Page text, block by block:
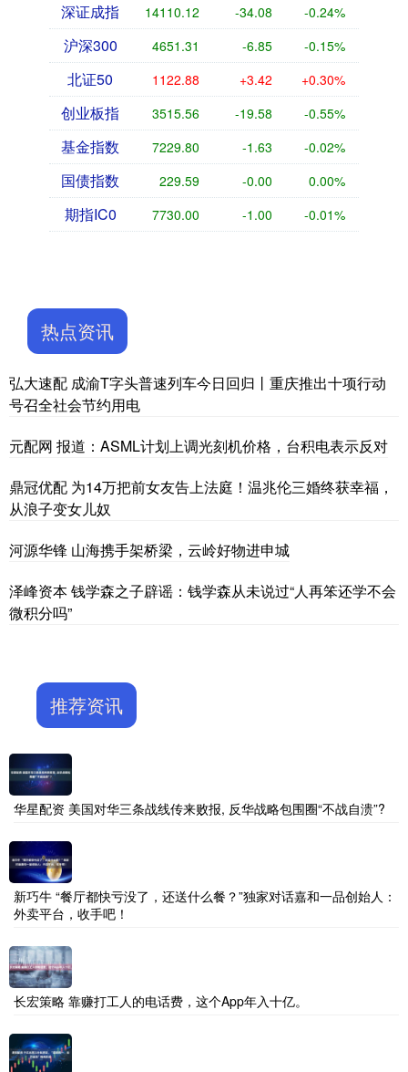
深证成指 14110.12 -34.08 -0.24%
沪深300 4651.31 -6.85 -0.15%
北证50 1122.88 +3.42 +0.30%
创业板指 3515.56 -19.58 -0.55%
基金指数 7229.80 -1.63 -0.02%
国债指数 229.59 -0.00 0.00%
期指IC0 7730.00 -1.00 -0.01%
热点资讯
弘大速配 成渝T字头普速列车今日回归丨重庆推出十项行动
号召全社会节约用电
元配网 报道：ASML计划上调光刻机价格，台积电表示反对
鼎冠优配 为14万把前女友告上法庭！温兆伦三婚终获幸福，
从浪子变女儿奴
河源华锋 山海携手架桥梁，云岭好物进申城
泽峰资本 钱学森之子辟谣：钱学森从未说过“人再笨还学不会
微积分吗”
推荐资讯
华星配资 美国对华三条战线传来败报, 反华战略包围圈“不战自溃”?
新巧牛 “餐厅都快亏没了，还送什么餐？”独家对话嘉和一品创始人：
外卖平台，收手吧！
长宏策略 靠赚打工人的电话费，这个App年入十亿。